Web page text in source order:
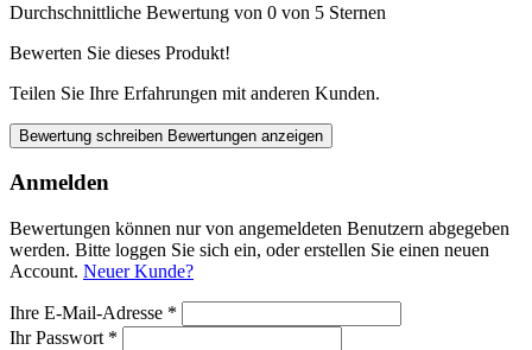
Durchschnittliche Bewertung von 0 von 5 Sternen
Bewerten Sie dieses Produkt!
Teilen Sie Ihre Erfahrungen mit anderen Kunden.
Bewertung schreiben Bewertungen anzeigen
Anmelden
Bewertungen können nur von angemeldeten Benutzern abgegeben
werden. Bitte loggen Sie sich ein, oder erstellen Sie einen neuen
Account. Neuer Kunde?
Ihre E-Mail-Adresse *
Ihr Passwort *